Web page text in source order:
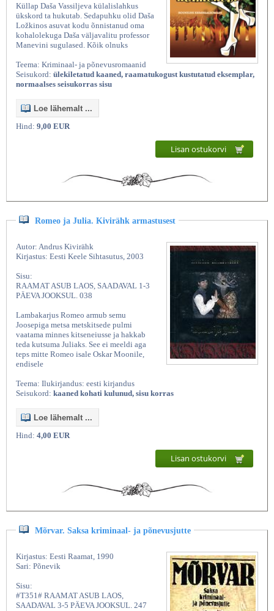
Küllap Daša Vassiljeva külalislahkus
ükskord ta hukutab. Sedapuhku olid Daša
Ložkinos asuvat kodu õnnistanud oma
kohalolekuga Daša väljavalitu professor
Manevini sugulased. Kõik olnuks
Teema: Kriminaal- ja põnevusromaanid
Seisukord: ülekiletatud kaaned, raamatukogust kustutatud eksemplar,
normaalses seisukorras sisu
Loe lähemalt ...
Hind: 9,00 EUR
Lisan ostukorvi
Romeo ja Julia. Kivirähk armastusest
Autor: Andrus Kivirähk
Kirjastus: Eesti Keele Sihtasutus, 2003
Sisu:
RAAMAT ASUB LAOS, SAADAVAL 1-3
PÄEVA JOOKSUL. 038
Lambakarjus Romeo armub semu
Joosepiga metsa metskitsede pulmi
vaatama minnes kitseneiusse ja hakkab
teda kutsuma Juliaks. See ei meeldi aga
teps mitte Romeo isale Oskar Moonile,
endisele
Teema: Ilukirjandus: eesti kirjandus
Seisukord: kaaned kohati kulunud, sisu korras
Loe lähemalt ...
Hind: 4,00 EUR
Lisan ostukorvi
Mõrvar. Saksa kriminaal- ja põnevusjutte
Kirjastus: Eesti Raamat, 1990
Sari: Põnevik
Sisu:
#T351# RAAMAT ASUB LAOS,
SAADAVAL 3-5 PÄEVA JOOKSUL. 247